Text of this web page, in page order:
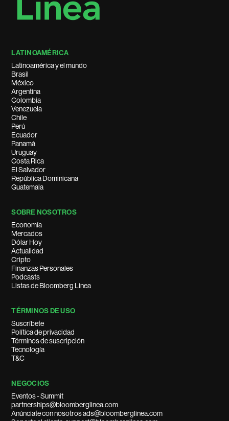
LATINOAMÉRICA
Latinoamérica y el mundo
Brasil
México
Argentina
Colombia
Venezuela
Chile
Perú
Ecuador
Panamá
Uruguay
Costa Rica
El Salvador
República Dominicana
Guatemala
SOBRE NOSOTROS
Economía
Mercados
Dólar Hoy
Actualidad
Cripto
Finanzas Personales
Podcasts
Listas de Bloomberg Línea
TÉRMINOS DE USO
Suscríbete
Política de privacidad
Términos de suscripción
Tecnología
T&C
NEGOCIOS
Eventos - Summit
partnerships@bloomberglinea.com
Anúnciate con nosotros ads@bloomberglinea.com